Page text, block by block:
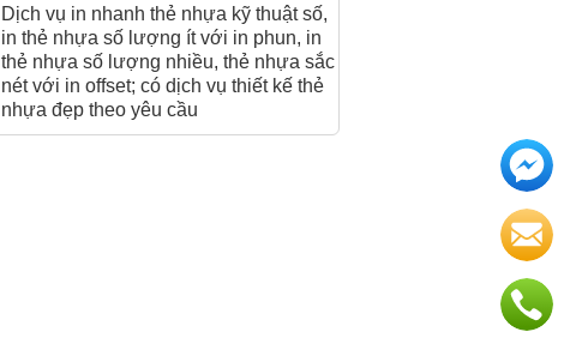
Dịch vụ in nhanh thẻ nhựa kỹ thuật số,
in thẻ nhựa số lượng ít với in phun, in
thẻ nhựa số lượng nhiều, thẻ nhựa sắc
nét với in offset; có dịch vụ thiết kế thẻ
nhựa đẹp theo yêu cầu